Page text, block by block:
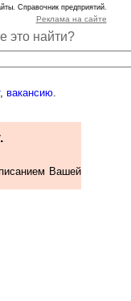
Справочник предприятий.
Реклама на сайте
это найти?
, вакансию.
Вашей